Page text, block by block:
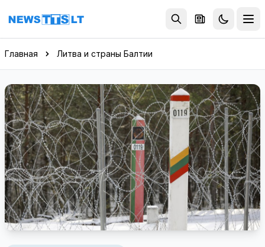
Перейти к содержимому
Главная Литва и страны Балтии